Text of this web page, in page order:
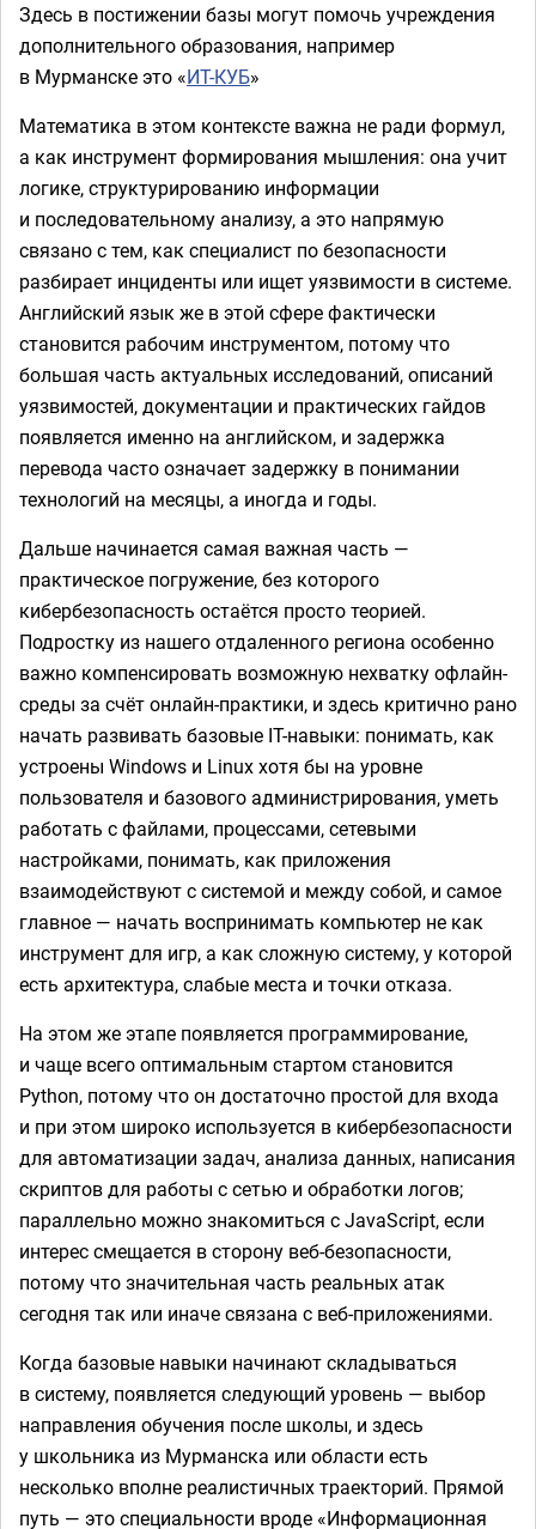
Здесь в постижении базы могут помочь учреждения
дополнительного образования, например
в Мурманске это «ИТ-КУБ»
Математика в этом контексте важна не ради формул,
а как инструмент формирования мышления: она учит
логике, структурированию информации
и последовательному анализу, а это напрямую
связано с тем, как специалист по безопасности
разбирает инциденты или ищет уязвимости в системе.
Английский язык же в этой сфере фактически
становится рабочим инструментом, потому что
большая часть актуальных исследований, описаний
уязвимостей, документации и практических гайдов
появляется именно на английском, и задержка
перевода часто означает задержку в понимании
технологий на месяцы, а иногда и годы.
Дальше начинается самая важная часть —
практическое погружение, без которого
кибербезопасность остаётся просто теорией.
Подростку из нашего отдаленного региона особенно
важно компенсировать возможную нехватку офлайн-
среды за счёт онлайн-практики, и здесь критично рано
начать развивать базовые IT-навыки: понимать, как
устроены Windows и Linux хотя бы на уровне
пользователя и базового администрирования, уметь
работать с файлами, процессами, сетевыми
настройками, понимать, как приложения
взаимодействуют с системой и между собой, и самое
главное — начать воспринимать компьютер не как
инструмент для игр, а как сложную систему, у которой
есть архитектура, слабые места и точки отказа.
На этом же этапе появляется программирование,
и чаще всего оптимальным стартом становится
Python, потому что он достаточно простой для входа
и при этом широко используется в кибербезопасности
для автоматизации задач, анализа данных, написания
скриптов для работы с сетью и обработки логов;
параллельно можно знакомиться с JavaScript, если
интерес смещается в сторону веб-безопасности,
потому что значительная часть реальных атак
сегодня так или иначе связана с веб-приложениями.
Когда базовые навыки начинают складываться
в систему, появляется следующий уровень — выбор
направления обучения после школы, и здесь
у школьника из Мурманска или области есть
несколько вполне реалистичных траекторий. Прямой
путь — это специальности вроде «Информационная